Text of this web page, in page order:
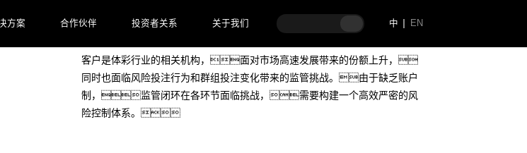
方案 合作伙伴 投资者关系 关于我们 中 EN
客户档案
客户是体彩行业的相关机构，面对市场高速发展带来的份额上升，
同时也面临风险投注行为和群组投注变化带来的监管挑战。由于缺乏账户
制，监管闭环在各环节面临挑战，需要构建一个高效严密的风
险控制体系。